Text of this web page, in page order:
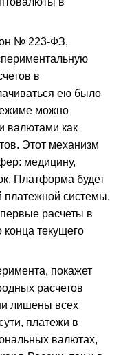
№ 223-ФЗ,
в
ею было
можно
валютами как
Этот механизм
медицину,
Платформа будет
платежной системы.
расчеты в
текущего
покажет
расчетов
лишены всех
платежи в
валютах,